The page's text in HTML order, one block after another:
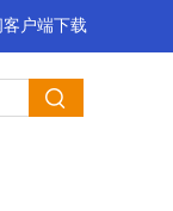
户端下载